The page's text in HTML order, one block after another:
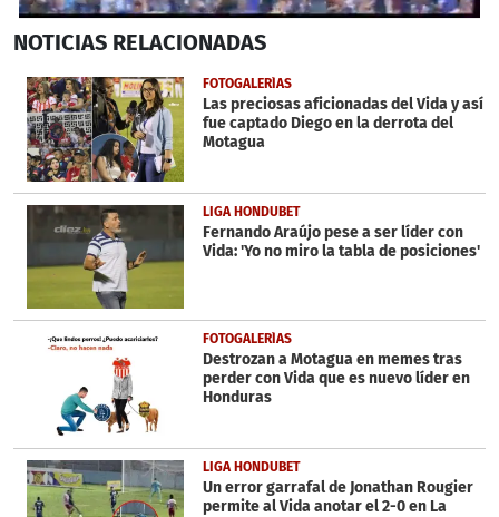
seconds
2
minutes,
15
seconds
NOTICIAS RELACIONADAS
FOTOGALERÍAS
Las preciosas aficionadas del Vida y así
fue captado Diego en la derrota del
Motagua
LIGA HONDUBET
Fernando Araújo pese a ser líder con
Vida: 'Yo no miro la tabla de posiciones'
FOTOGALERÍAS
Destrozan a Motagua en memes tras
perder con Vida que es nuevo líder en
Honduras
LIGA HONDUBET
Un error garrafal de Jonathan Rougier
permite al Vida anotar el 2-0 en La